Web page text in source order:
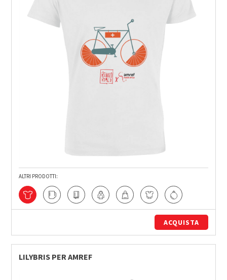
ALTRI PRODOTTI:
ACQUISTA
LILYBRIS PER AMREF